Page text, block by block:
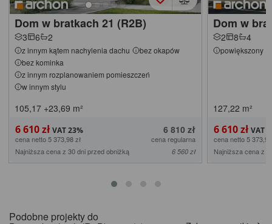
Dom w bratkach 21 (R2B)
3 6 2
z innym kątem nachylenia dachu
bez okapów
bez kominka
z innym rozplanowaniem pomieszczeń
w innym stylu
105,17 +23,69 m²
6 610 zł 6 810 zł
cena netto 5 373,98 zł
cena regularna
Najniższa cena z 30 dni przed obniżką
6 560 zł
Dom w
2 8 4
powiększony
127,22 m²
6 610 zł
cena netto 5
Najniższa cena z
Podobne projekty do